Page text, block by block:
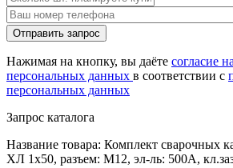
Оставьте
это
поле
пустым.
Отправить запрос
Нажимая на кнопку, вы даёте согласие
персональных данных в соответствии с
персональных данных
Запрос каталога
Название товара: Комплект сварочных
ХЛ 1х50, разъем: М12, эл-ль: 500А,